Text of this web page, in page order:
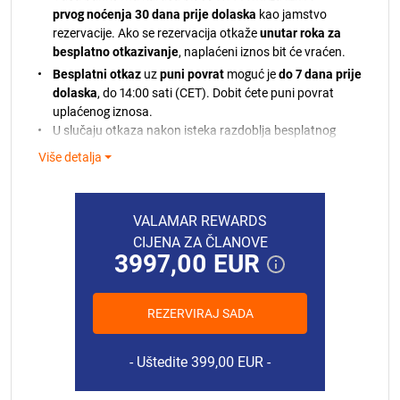
21.08.2026.
565,00 EUR
prvog noćenja 30 dana prije dolaska kao jamstvo
rezervacije. Ako se rezervacija otkažeunutar roka za
besplatno otkazivanje, naplaćeni iznos bit će vraćen.
Besplatni otkaz uzpuni povrat moguć jedo 7 dana prije
dolaska, do 14:00 sati (CET). Dobit ćete puni povrat
uplaćenog iznosa.
U slučaju otkaza nakon isteka razdoblja besplatnog
otkazivanja, naplaćeni iznos neće biti vraćen.
obaviješteni. Ako ne budemo mogli teretiti vašu
rezervaciju sukladno našim pravilima.
U slučaju ranijeg odlaska ili nedolaska bez
prethodnog otkazivanja, naplatit će se puni iznos
Turistička pristojba i završno čišćenje nisu
uključeni u cijenu.
posteljine i 2 ručnika po osobi.
Zadržavamo pravo promjene cijena ako je nakon
Više detalja
VALAMAR REWARDS
CIJENA ZA ČLANOVE
3997,00 EUR
15.08.2026.571,00 EUR
REZERVIRAJ SADA
Uštedite 399,00 EUR